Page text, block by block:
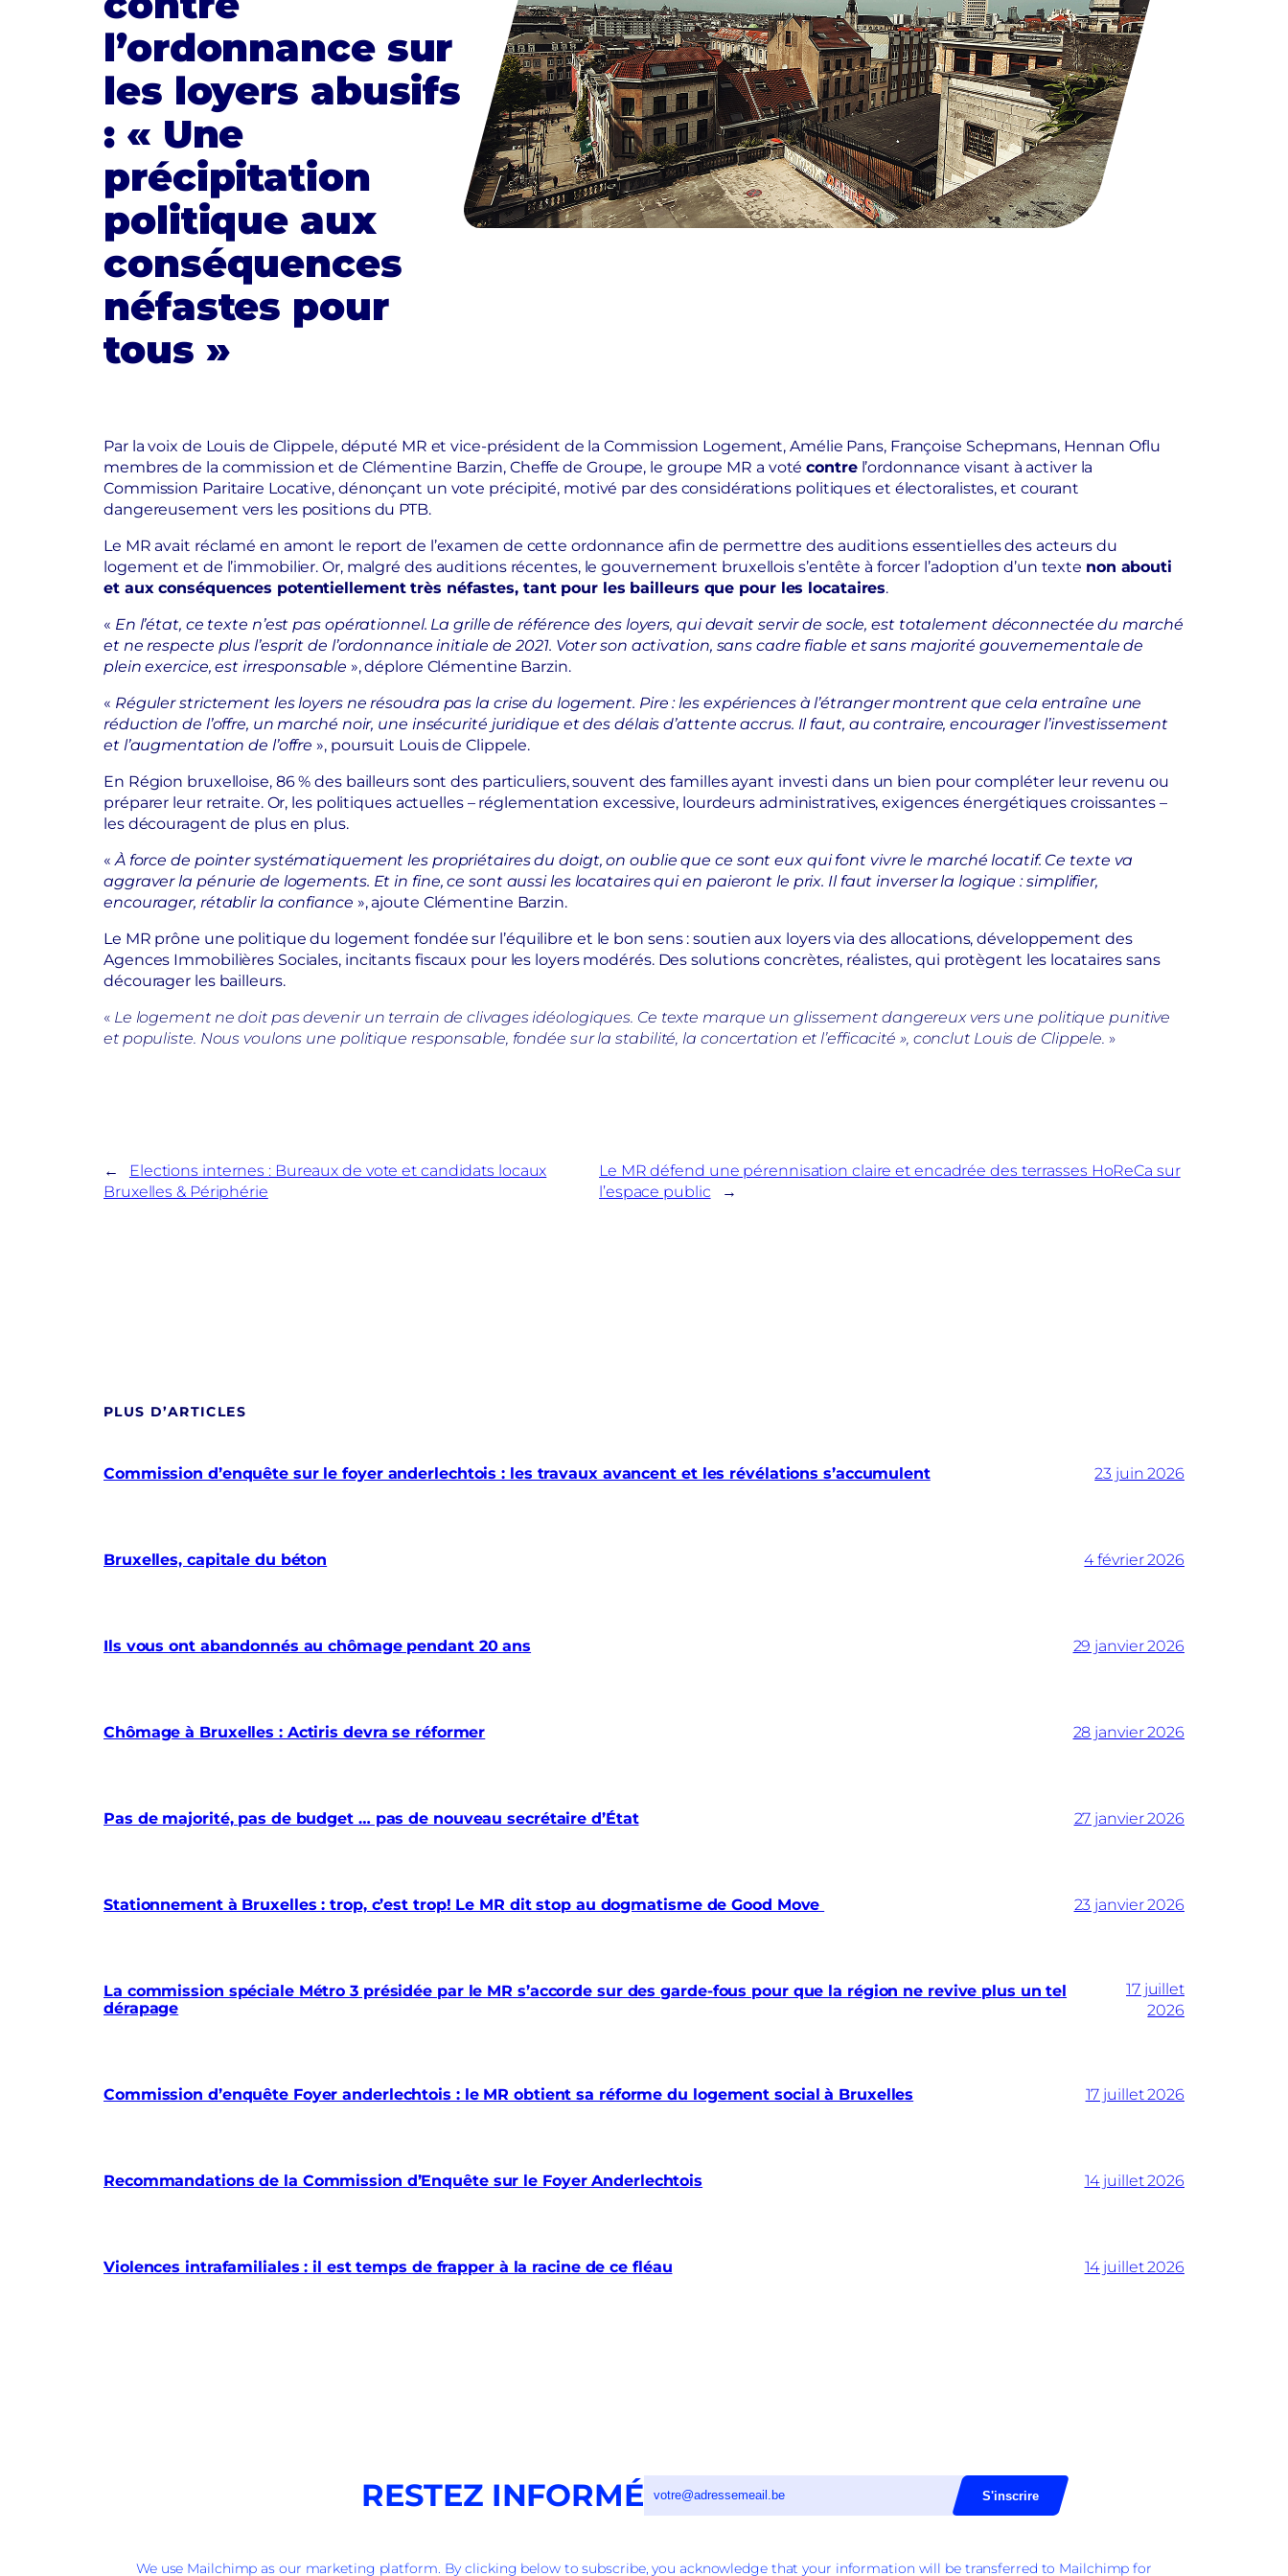
l’ordonnance sur
les loyers abusifs
: « Une
précipitation
politique aux
conséquences
néfastes pour
tous »
Par la voix de Louis de Clippele, député MR et vice-président de la Commission Logement, Amélie Pans, Françoise Schepmans, Hennan Oflu
membres de la commission et de Clémentine Barzin, Cheffe de Groupe, le groupe MR a votécontrel’ordonnance visant à activer la
Commission Paritaire Locative, dénonçant un vote précipité, motivé par des considérations politiques et électoralistes, et courant
dangereusement vers les positions du PTB.
Le MR avait réclamé en amont le report de l’examen de cette ordonnance afin de permettre des auditions essentielles des acteurs du
logement et de l’immobilier. Or, malgré des auditions récentes, le gouvernement bruxellois s’entête à forcer l’adoption d’un texte non abouti
et aux conséquences potentiellement très néfastes, tant pour les bailleurs que pour les locataires.
« En l’état, ce texte n’est pas opérationnel. La grille de référence des loyers, qui devait servir de socle, est totalement déconnectée du marché
et ne respecte plus l’esprit de l’ordonnance initiale de 2021. Voter son activation, sans cadre fiable et sans majorité gouvernementale de
plein exercice, est irresponsable », déplore Clémentine Barzin.
« Réguler strictement les loyers ne résoudra pas la crise du logement. Pire : les expériences à l’étranger montrent que cela entraîne une
réduction de l’offre, un marché noir, une insécurité juridique et des délais d’attente accrus. Il faut, au contraire, encourager l’investissement
et l’augmentation de l’offre », poursuit Louis de Clippele.
En Région bruxelloise, 86 % des bailleurs sont des particuliers, souvent des familles ayant investi dans un bien pour compléter leur revenu ou
préparer leur retraite. Or, les politiques actuelles – réglementation excessive, lourdeurs administratives, exigences énergétiques croissantes –
les découragent de plus en plus.
« À force de pointer systématiquement les propriétaires du doigt, on oublie que ce sont eux qui font vivre le marché locatif. Ce texte va
aggraver la pénurie de logements. Et in fine, ce sont aussi les locataires qui en paieront le prix. Il faut inverser la logique : simplifier,
encourager, rétablir la confiance », ajoute Clémentine Barzin.
Le MR prône une politique du logement fondée sur l’équilibre et le bon sens : soutien aux loyers via des allocations, développement des
Agences Immobilières Sociales, incitants fiscaux pour les loyers modérés. Des solutions concrètes, réalistes, qui protègent les locataires sans
décourager les bailleurs.
« Le logement ne doit pas devenir un terrain de clivages idéologiques. Ce texte marque un glissement dangereux vers une politique punitive
et populiste. Nous voulons une politique responsable, fondée sur la stabilité, la concertation et l’efficacité », conclut Louis de Clippele. »
←
Elections internes : Bureaux de vote et candidats locaux
Bruxelles & Périphérie
Le MR défend une pérennisation claire et encadrée des terrasses HoReCa sur
l’espace public
→
PLUS D’ARTICLES
Commission d’enquête sur le foyer anderlechtois : les travaux avancent et les révélations s’accumulent 23 juin 2026
Bruxelles, capitale du béton 4 février 2026
Ils vous ont abandonnés au chômage pendant 20 ans 29 janvier 2026
Chômage à Bruxelles : Actiris devra se réformer 28 janvier 2026
Pas de majorité, pas de budget … pas de nouveau secrétaire d’État 27 janvier 2026
Stationnement à Bruxelles : trop, c’est trop! Le MR dit stop au dogmatisme de Good Move 23 janvier 2026
La commission spéciale Métro 3 présidée par le MR s’accorde sur des garde-fous pour que la région ne revive plus un tel
dérapage
17 juillet
2026
Commission d’enquête Foyer anderlechtois : le MR obtient sa réforme du logement social à Bruxelles 17 juillet 2026
Recommandations de la Commission d’Enquête sur le Foyer Anderlechtois 14 juillet 2026
Violences intrafamiliales : il est temps de frapper à la racine de ce fléau 14 juillet 2026
RESTEZ INFORMÉ
We use Mailchimp as our marketing platform. By clicking below to subscribe, you acknowledge that your information will be transferred to Mailchimp for